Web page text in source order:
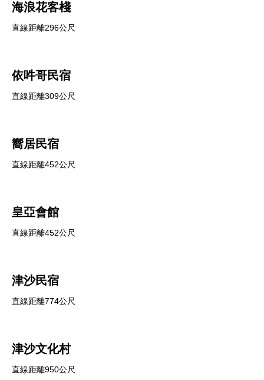
海浪花客棧
直線距離296公尺
依吽哥民宿
直線距離309公尺
嚮居民宿
直線距離452公尺
皇亞會館
直線距離452公尺
津沙民宿
直線距離774公尺
津沙文化村
直線距離950公尺